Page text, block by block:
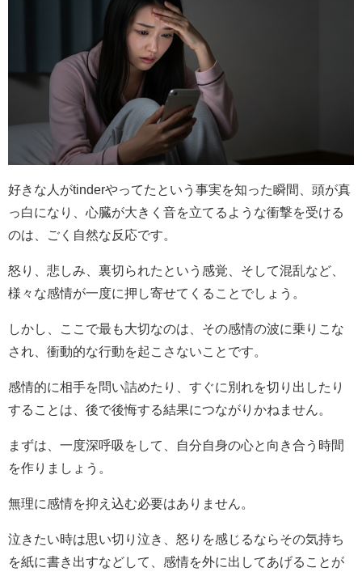
好きな人がtinderやってたという事実を知った瞬間、頭が真
っ白になり、心臓が大きく音を立てるような衝撃を受ける
のは、ごく自然な反応です。
怒り、悲しみ、裏切られたという感覚、そして混乱など、
様々な感情が一度に押し寄せてくることでしょう。
しかし、ここで最も大切なのは、その感情の波に乗りこな
され、衝動的な行動を起こさないことです。
感情的に相手を問い詰めたり、すぐに別れを切り出したり
することは、後で後悔する結果につながりかねません。
まずは、一度深呼吸をして、自分自身の心と向き合う時間
を作りましょう。
無理に感情を抑え込む必要はありません。
泣きたい時は思い切り泣き、怒りを感じるならその気持ち
を紙に書き出すなどして、感情を外に出してあげることが